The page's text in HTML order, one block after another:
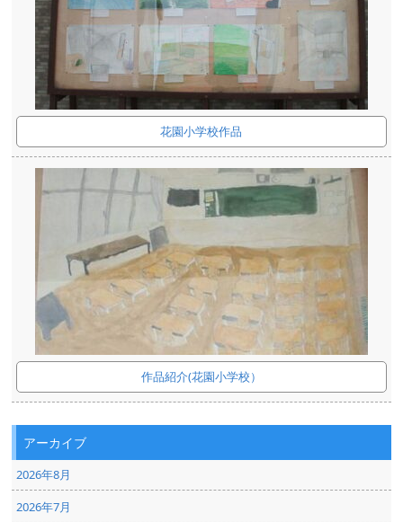
花園小学校作品
作品紹介(花園小学校）
アーカイブ
2026年8月
2026年7月